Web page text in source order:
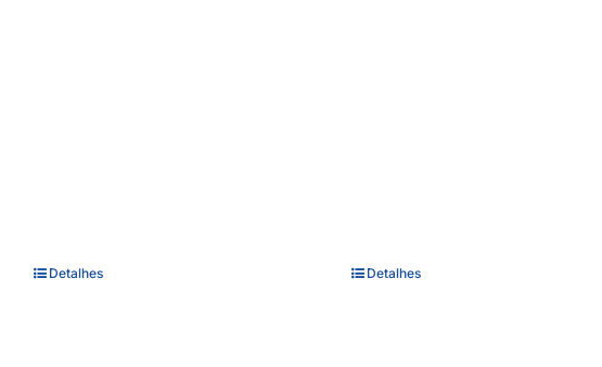
Detalhes Detalhes